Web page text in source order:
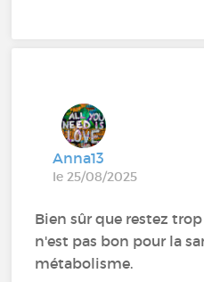
Anna13
le 25/08/2025
Bien sûr que restez
n'est pas bon pour la
métabolisme.